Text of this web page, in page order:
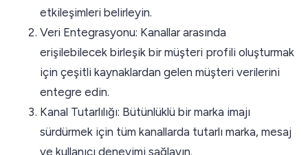
etkileşimleri belirleyin.
Veri Entegrasyonu: Kanallar arasında
erişilebilecek birleşik bir müşteri profili oluşturmak
için çeşitli kaynaklardan gelen müşteri verilerini
entegre edin.
Kanal Tutarlılığı: Bütünlüklü bir marka imajı
sürdürmek için tüm kanallarda tutarlı marka, mesaj
ve kullanıcı deneyimi sağlayın.